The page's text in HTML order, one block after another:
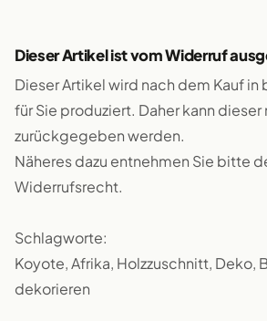
Dieser Artikel ist vom Widerruf
Dieser Artikel wird nach dem Kauf
für Sie produziert. Daher kann dieser
zurückgegeben werden.
Näheres dazu entnehmen Sie bitte
Widerrufsrecht.
Schlagworte:
Koyote, Afrika, Holzzuschnitt, Deko,
dekorieren